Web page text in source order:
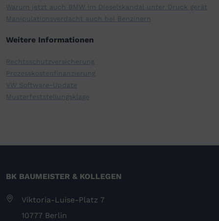
Warum jetzt auch BMW im Dieselskandal unter Druck gerät
Manipulationsverdacht auch bei Benzinern
Weitere Informationen
Rechtsschutzversicherung
Prozesskostenfinanzierung
VW Software-Update
Musterfeststellungsklage
BK BAUMEISTER & KOLLEGEN
Viktoria-Luise-Platz 7
10777 Berlin